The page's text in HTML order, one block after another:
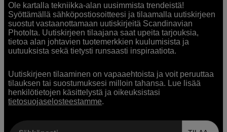
Ole kartalla tekniikka-alan uusimmista trendeistä!
Syöttämällä sähköpostiosoitteesi ja tilaamalla uutiskirjeen
suostut vastaanottamaan uutiskirjeitä Scandinavian
Photolta. Uutiskirjeen tilaajana saat upeita tarjouksia,
tietoa alan johtavien tuotemerkkien kuulumisista ja
uutuuksista sekä tietysti runsaasti inspiraatiota.
Uutiskirjeen tilaaminen on vapaaehtoista ja voit peruuttaa
tilauksen tai suostumuksesi milloin tahansa. Lue lisää
henkilötietojen käsittelystä ja oikeuksistasi
tietosuojaselosteestamme.